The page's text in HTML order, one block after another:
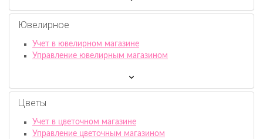
Ювелирное
Учет в ювелирном магазине
Управление ювелирным магазином
Цветы
Учет в цветочном магазине
Управление цветочным магазином